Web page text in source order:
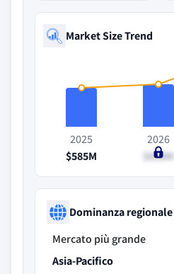
Market Size Trend
2025
$585M
2026
$638M
Dominanza regionale
Mercato più grande
Asia-Pacifico